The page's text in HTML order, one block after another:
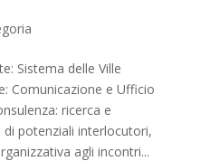
Sistema delle Ville
Comunicazione e Ufficio
ricerca e
potenziali interlocutori,
agli incontri...